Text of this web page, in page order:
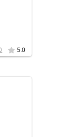
тыла
5.0
- за
4